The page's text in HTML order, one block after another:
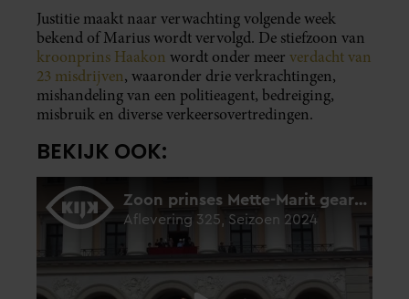
Justitie maakt naar verwachting volgende week
bekend of Marius wordt vervolgd. De stiefzoon van
kroonprins Haakon wordt onder meer verdacht van
23 misdrijven, waaronder drie verkrachtingen,
mishandeling van een politieagent, bedreiging,
misbruik en diverse verkeersovertredingen.
BEKIJK OOK: